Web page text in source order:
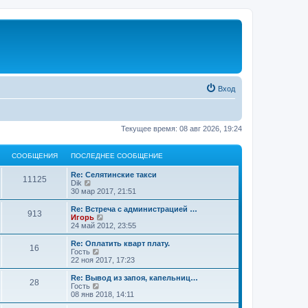
Вход
Текущее время: 08 авг 2026, 19:24
СООБЩЕНИЯ ПОСЛЕДНЕЕ СООБЩЕНИЕ
11125
Re: Селятинские такси
Dik
е
р
е
т
п
о
с
е
д
н
е
30 мар 2017, 21:51
913
Re: Встреча с администрацией …
Игорь
е
р
е
т
п
о
с
24 май 2012, 23:55
16
Re: Оплатить кварт плату.
Гость
е
р
е
т
22 ноя 2017, 17:23
28
Re: Вывод из запоя, капельниц…
Гость
е
р
08 янв 2018, 14:11